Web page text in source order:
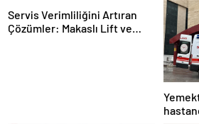
Servis Verimliliğini Artıran
Çözümler: Makaslı Lift ve